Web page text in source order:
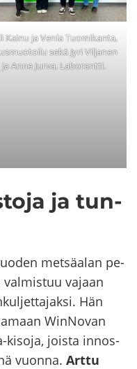
Kainu ja Venla Tuomikanta,
sekä Jyri Viljanen
ja Anne Jurva, Laborantti.
ja tun­
met­sä­alan pe­
va­jaan
Hän
WinNovan
​kisoja, jois­ta in­nos­
vuon­na. Arttu